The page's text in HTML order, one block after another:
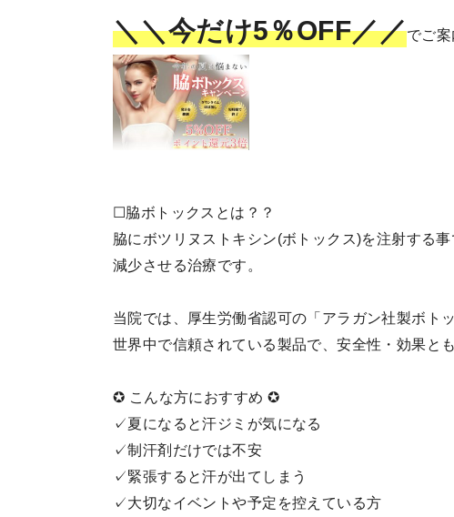
＼＼今だけ5％OFF／／でご
☐脇ボトックスとは？？
脇にボツリヌストキシン(ボトックス)を注射する
減少させる治療です。
当院では、厚生労働省認可の「アラガン社製ボト
世界中で信頼されている製品で、安全性・効果と
✪ こんな方におすすめ ✪
✓夏になると汗ジミが気になる
✓制汗剤だけでは不安
✓緊張すると汗が出てしまう
✓大切なイベントや予定を控えている方